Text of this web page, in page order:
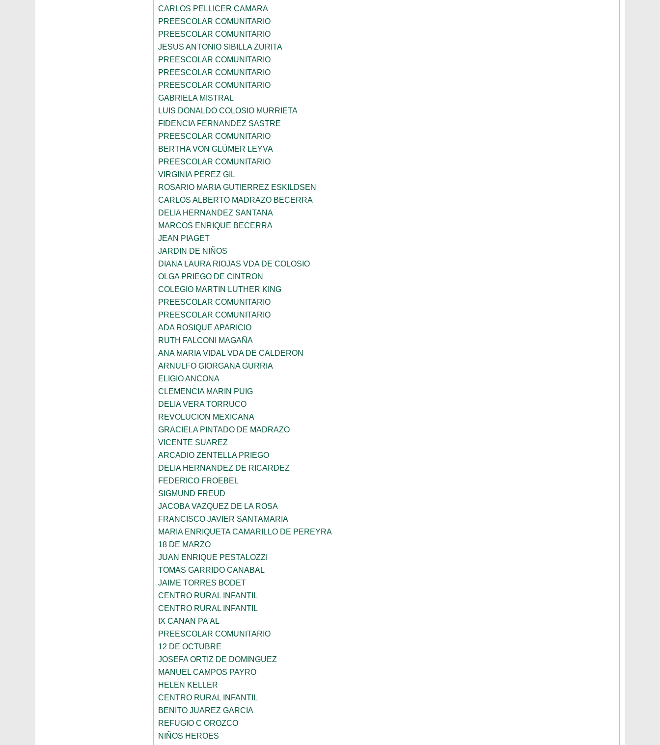
CARLOS PELLICER CAMARA
PREESCOLAR COMUNITARIO
PREESCOLAR COMUNITARIO
JESUS ANTONIO SIBILLA ZURITA
PREESCOLAR COMUNITARIO
PREESCOLAR COMUNITARIO
PREESCOLAR COMUNITARIO
GABRIELA MISTRAL
LUIS DONALDO COLOSIO MURRIETA
FIDENCIA FERNANDEZ SASTRE
PREESCOLAR COMUNITARIO
BERTHA VON GLÜMER LEYVA
PREESCOLAR COMUNITARIO
VIRGINIA PEREZ GIL
ROSARIO MARIA GUTIERREZ ESKILDSEN
CARLOS ALBERTO MADRAZO BECERRA
DELIA HERNANDEZ SANTANA
MARCOS ENRIQUE BECERRA
JEAN PIAGET
JARDIN DE NIÑOS
DIANA LAURA RIOJAS VDA DE COLOSIO
OLGA PRIEGO DE CINTRON
COLEGIO MARTIN LUTHER KING
PREESCOLAR COMUNITARIO
PREESCOLAR COMUNITARIO
ADA ROSIQUE APARICIO
RUTH FALCONI MAGAÑA
ANA MARIA VIDAL VDA DE CALDERON
ARNULFO GIORGANA GURRIA
ELIGIO ANCONA
CLEMENCIA MARIN PUIG
DELIA VERA TORRUCO
REVOLUCION MEXICANA
GRACIELA PINTADO DE MADRAZO
VICENTE SUAREZ
ARCADIO ZENTELLA PRIEGO
DELIA HERNANDEZ DE RICARDEZ
FEDERICO FROEBEL
SIGMUND FREUD
JACOBA VAZQUEZ DE LA ROSA
FRANCISCO JAVIER SANTAMARIA
MARIA ENRIQUETA CAMARILLO DE PEREYRA
18 DE MARZO
JUAN ENRIQUE PESTALOZZI
TOMAS GARRIDO CANABAL
JAIME TORRES BODET
CENTRO RURAL INFANTIL
CENTRO RURAL INFANTIL
IX CANAN PA'AL
PREESCOLAR COMUNITARIO
12 DE OCTUBRE
JOSEFA ORTIZ DE DOMINGUEZ
MANUEL CAMPOS PAYRO
HELEN KELLER
CENTRO RURAL INFANTIL
BENITO JUAREZ GARCIA
REFUGIO C OROZCO
NIÑOS HEROES